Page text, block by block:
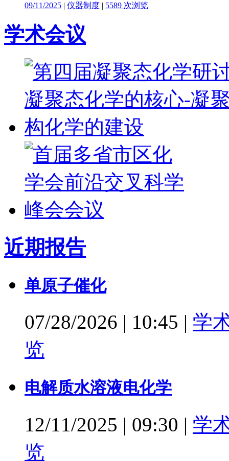
09/11/2025 | 仪器制度 | 5589 次浏览
学术会议
近期报告
单原子催化
07/28/2026 | 10:45 | 学
览
电解质水溶液电化学
12/11/2025 | 09:30 | 学
览